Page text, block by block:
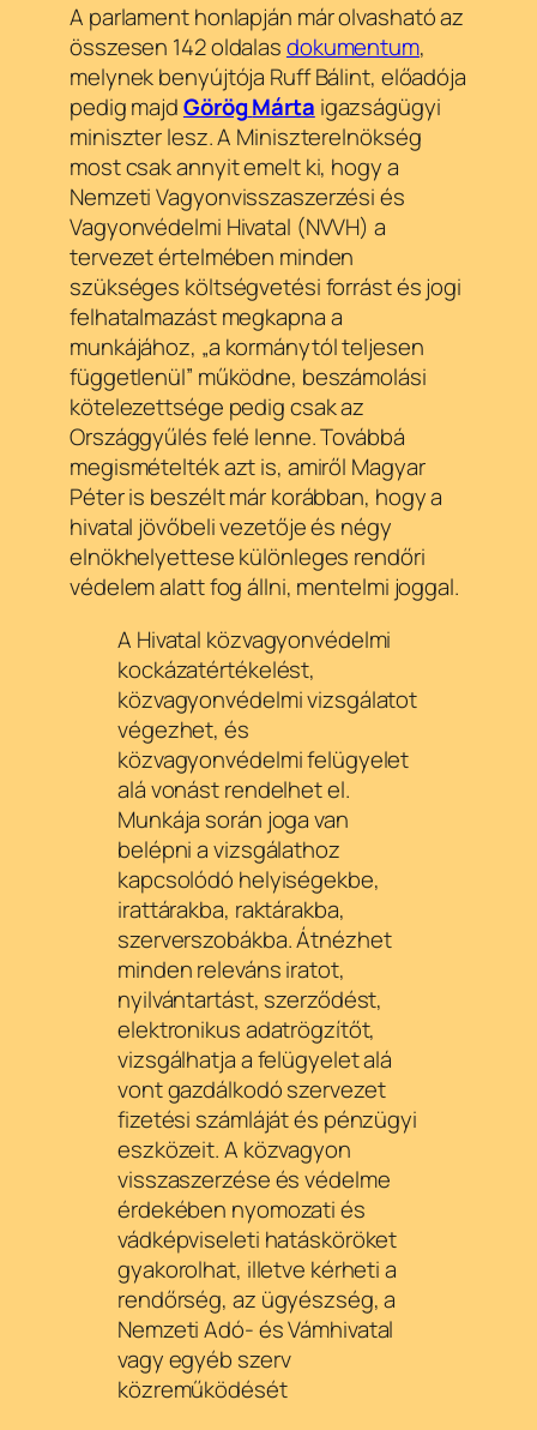
A parlament honlapján már olvasható az
összesen 142 oldalasdokumentum,
melynek benyújtója Ruff Bálint, előadója
pedig majdGörögMárta igazságügyi
miniszter lesz. A Miniszterelnökség
most csak annyit emelt ki, hogy a
Nemzeti Vagyonvisszaszerzési és
Vagyonvédelmi Hivatal (NVVH) a
tervezet értelmében minden
szükséges költségvetési forrást és jogi
felhatalmazást megkapna a
munkájához, „a kormánytól teljesen
függetlenül” működne, beszámolási
kötelezettsége pedig csak az
Országgyűlés felé lenne. Továbbá
megismételték azt is, amiről Magyar
Péter is beszélt már korábban, hogy a
hivatal jövőbeli vezetője és négy
elnökhelyettese különleges rendőri
védelem alatt fog állni, mentelmi joggal.
A Hivatal közvagyonvédelmi
kockázatértékelést,
közvagyonvédelmi vizsgálatot
végezhet, és
közvagyonvédelmi felügyelet
alá vonást rendelhet el.
Munkája során joga van
belépni a vizsgálathoz
kapcsolódó helyiségekbe,
irattárakba, raktárakba,
szerverszobákba. Átnézhet
minden releváns iratot,
nyilvántartást, szerződést,
elektronikus adatrögzítőt,
vizsgálhatja a felügyelet alá
vont gazdálkodó szervezet
fizetési számláját és pénzügyi
eszközeit. A közvagyon
visszaszerzése és védelme
érdekében nyomozati és
vádképviseleti hatásköröket
gyakorolhat, illetve kérheti a
rendőrség, az ügyészség, a
Nemzeti Adó- és Vámhivatal
vagy egyéb szerv
közreműködését